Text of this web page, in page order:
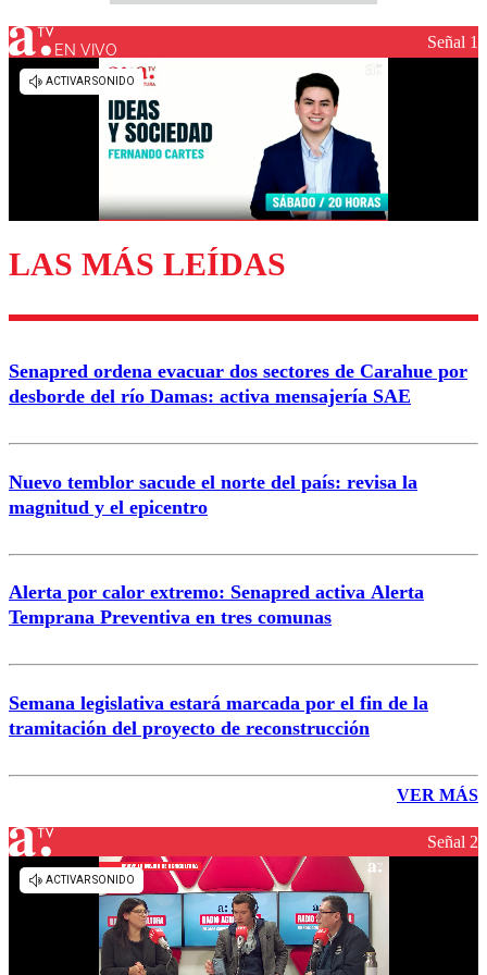
EN VIVO Señal 1
LAS MÁS LEÍDAS
Senapred ordena evacuar dos sectores de Carahue por
desborde del río Damas: activa mensajería SAE
Nuevo temblor sacude el norte del país: revisa la
magnitud y el epicentro
Alerta por calor extremo: Senapred activa Alerta
Temprana Preventiva en tres comunas
Semana legislativa estará marcada por el fin de la
tramitación del proyecto de reconstrucción
VER MÁS
Señal 2